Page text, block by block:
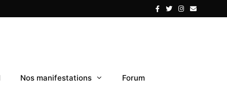
Nos manifestations Forum